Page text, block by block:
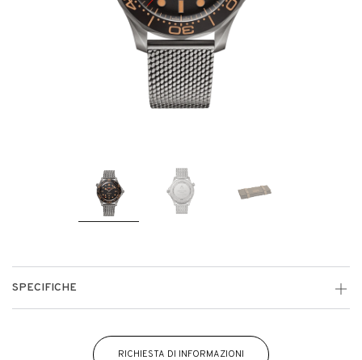
SPECIFICHE
RICHIESTA DI INFORMAZIONI